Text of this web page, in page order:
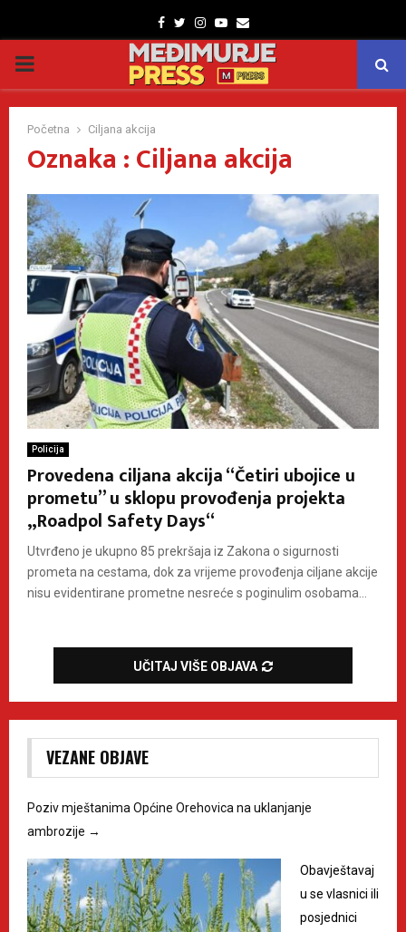
Facebook
TwitterInstagram
Youtube
Email
PRIMARY
MENU
Početna Ciljana akcija
Oznaka : Ciljana akcija
Policija
Provedena ciljana akcija “Četiri ubojice u
prometu” u sklopu provođenja projekta
„Roadpol Safety Days“
Utvrđeno je ukupno 85 prekršaja iz Zakona o sigurnosti
prometa na cestama, dok za vrijeme provođenja ciljane akcije
nisu evidentirane prometne nesreće s poginulim osobama...
UČITAJ VIŠE OBJAVA
VEZANE OBJAVE
Poziv mještanima Općine Orehovica na uklanjanje
ambrozije →
Obavještavaj
u se vlasnici ili
posjednici